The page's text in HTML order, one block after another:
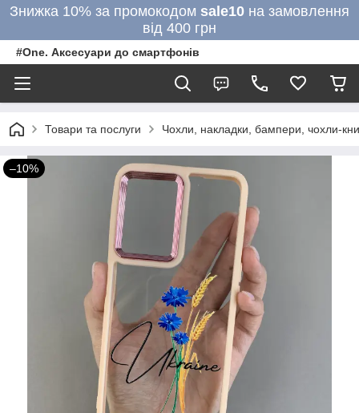
Знижка 10% за промокодом sale10 на замовлення
від 400 грн
#One. Аксесуари до смартфонів
Товари та послуги Чохли, накладки, бампери, чохли-
–10%